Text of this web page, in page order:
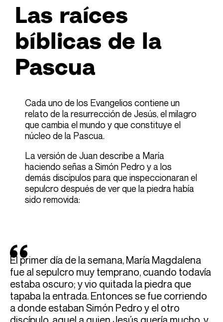
Las raíces
bíblicas de la
Pascua
Cada uno de los Evangelios contiene un
relato de la resurrección de Jesús, el milagro
que cambia el mundo y que constituye el
núcleo de la Pascua.
La versión de Juan describe a María
haciendo señas a Simón Pedro y a los
demás discípulos para que inspeccionaran el
sepulcro después de ver que la piedra había
sido removida:
El primer día de la semana, María Magdalena
fue al sepulcro muy temprano, cuando todavía
estaba oscuro; y vio quitada la piedra que
tapaba la entrada. Entonces se fue corriendo
a donde estaban Simón Pedro y el otro